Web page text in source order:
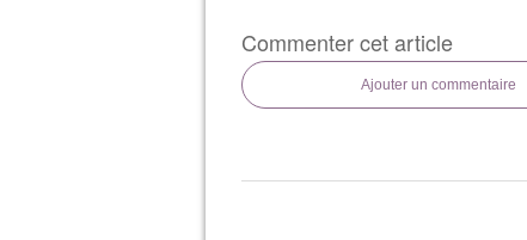
Commenter cet article
Ajouter un commentaire